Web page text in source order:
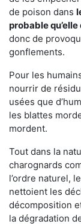
de poison dans
probable
donc de
gonflements.
Pour les
nourrir de
usées que
les blattes
mordent.
Tout dans la
charognards
l’ordre naturel,
nettoient les
décomposition
la dégradation